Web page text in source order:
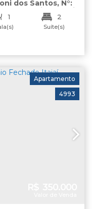
dos Santos, N°:
Catarina Brasil
1 2
Suíte(s)
4993
Apartamento